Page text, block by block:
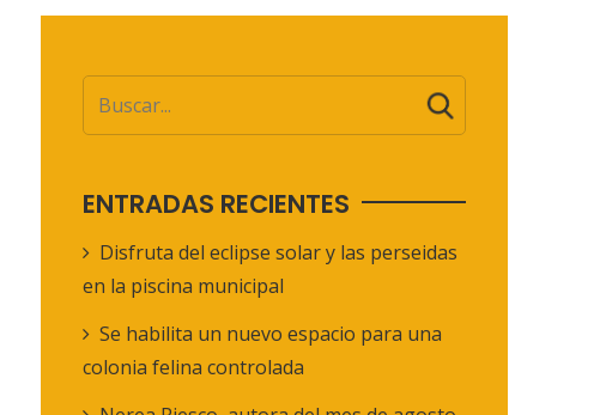
ENTRADAS RECIENTES
Disfruta del eclipse solar y las perseidas
en la piscina municipal
Se habilita un nuevo espacio para una
colonia felina controlada